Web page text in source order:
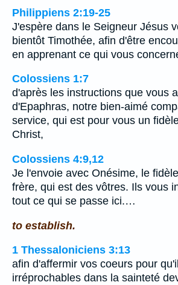
Philippiens 2:19-25
J'espère dans le Seigneur Jésus
bientôt Timothée, afin d'être
en apprenant ce qui vous
Colossiens 1:7
d'après les instructions que vous
d'Epaphras, notre bien-aimé
service, qui est pour vous un
Christ,
Colossiens 4:9,12
Je l'envoie avec Onésime, le
frère, qui est des vôtres. Ils vous
tout ce qui se passe ici.…
to establish.
1 Thessaloniciens 3:13
afin d'affermir vos coeurs pour
irréprochables dans la sainteté